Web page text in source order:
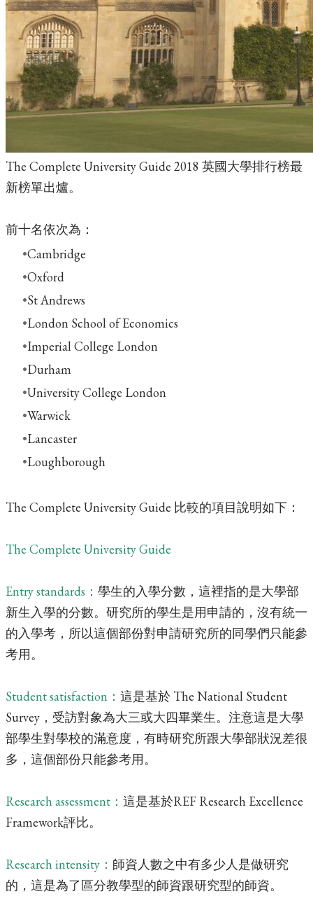
The Complete University Guide 2018 英國大學排行榜最
新榜單出爐。
前十名依次為：
Cambridge
Oxford
St Andrews
London School of Economics
Imperial College London
Durham
University College London
Warwick
Lancaster
Loughborough
The Complete University Guide 比較的項目說明如下：
The Complete University Guide
Entry standards： 學生的入學分數，這裡指的是大學部
新生入學的分數。研究所的學生是用申請的，沒有統一
的入學考，所以這個部份對申請研究所的同學們只能參
考用。
Student satisfaction： 這是基於 The National Student
Survey，受訪對象為大三或大四畢業生。注意這是大學
部學生對學校的滿意度，有時研究所跟大學部狀況差很
多，這個部份只能參考用。
Research assessment： 這是基於REF Research Excellence
Framework評比。
Research intensity： 師資人數之中有多少人是做研究
的，這是為了區分教學型的師資跟研究型的師資。